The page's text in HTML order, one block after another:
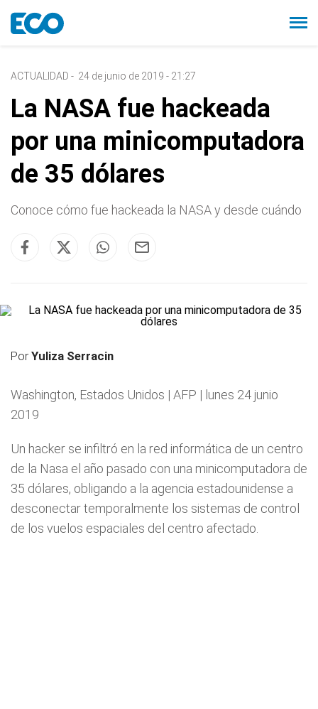
ACTUALIDAD - 24 de junio de 2019 - 21:27
La NASA fue hackeada
por una minicomputadora
de 35 dólares
Conoce cómo fue hackeada la NASA y desde cuándo
PorYuliza Serracin
Washington, Estados Unidos | AFP | lunes 24 junio
2019
Un hacker se infiltró en la red informática de un centro
de la Nasa el año pasado con una minicomputadora de
35 dólares, obligando a la agencia estadounidense a
desconectar temporalmente los sistemas de control
de los vuelos espaciales del centro afectado.